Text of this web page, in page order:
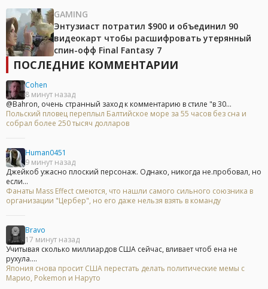
GAMING
Энтузиаст потратил $900 и объединил 90
видеокарт чтобы расшифровать утерянный
спин-офф Final Fantasy 7
ПОСЛЕДНИЕ КОММЕНТАРИИ
Cohen
8 минут назад
@Bahron, очень странный заход к комментарию в стиле "в 30...
Польский пловец переплыл Балтийское море за 55 часов без сна и
собрал более 250 тысяч долларов
Human0451
9 минут назад
Джейкоб ужасно плоский персонаж. Однако, никогда не.пробовал, но
если...
Фанаты Mass Effect смеются, что нашли самого сильного союзника в
организации "Цербер", но его даже нельзя взять в команду
Bravo
17 минут назад
Учитывая сколько миллиардов США сейчас, вливает чтоб ена не
рухула....
Япония снова просит США перестать делать политические мемы с
Марио, Pokemon и Наруто